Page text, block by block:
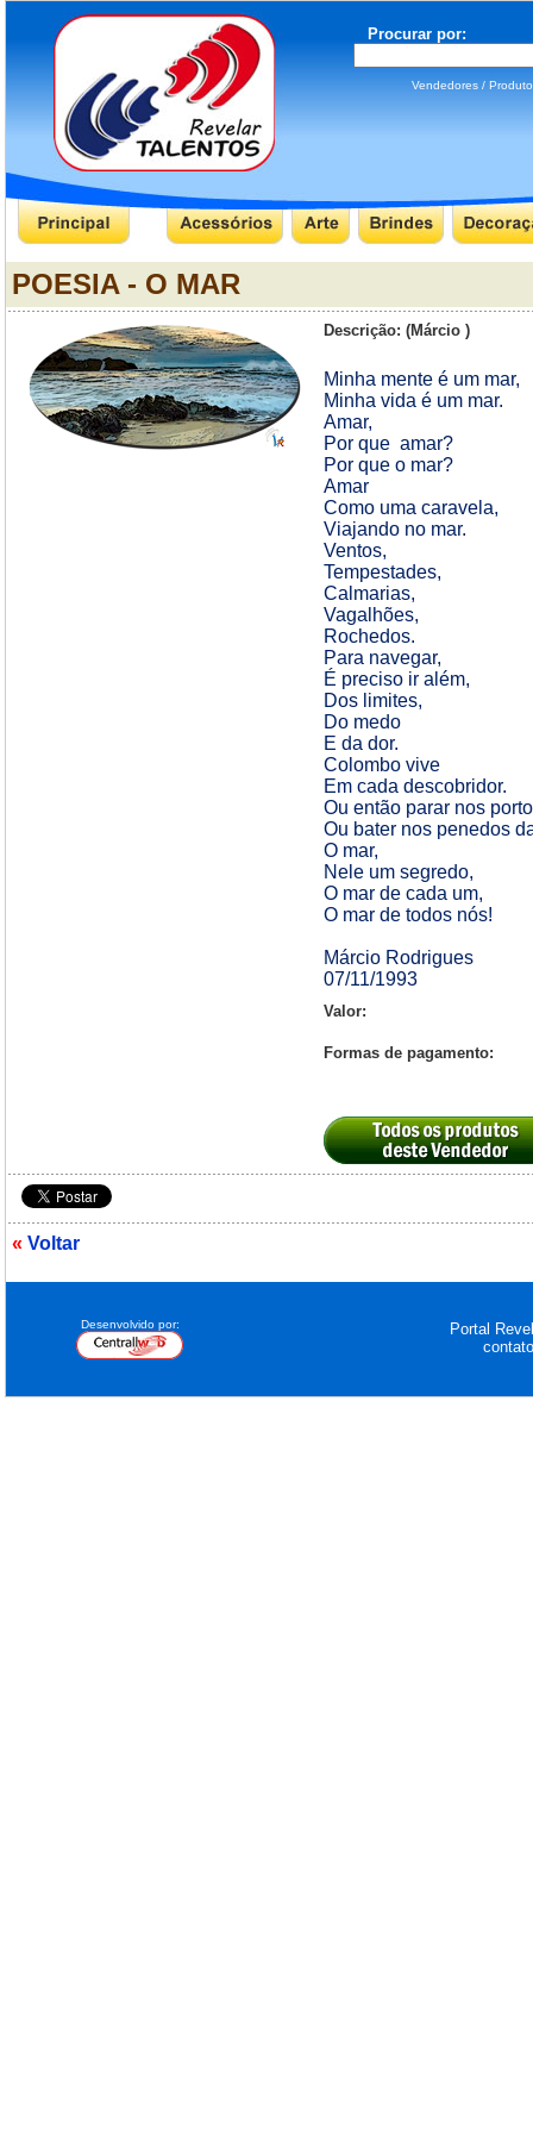
Procurar por:
Vendedores /
POESIA - O MAR
Descrição: (Márcio )
Minha mente é um mar,
Minha vida é um mar.
Amar,
Por que amar?
Por que o mar?
Amar
Como uma caravela,
Viajando no mar.
Ventos,
Tempestades,
Calmarias,
Vagalhões,
Rochedos.
Para navegar,
É preciso ir além,
Dos limites,
Do medo
E da dor.
Colombo vive
Em cada descobridor.
Ou então parar nos
Ou bater nos penedos
O mar,
Nele um segredo,
O mar de cada um,
O mar de todos nós!
Márcio Rodrigues
07/11/1993
Valor:
Formas de pagamento:
« Voltar
Desenvolvido por:
Portal